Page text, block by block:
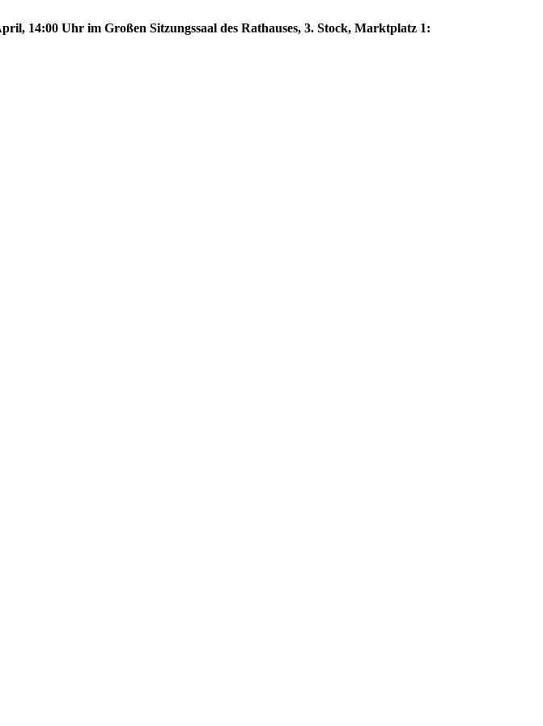
14:00 Uhr im Großen Sitzungssaal des Rathauses, 3. Stock, Marktplatz 1: